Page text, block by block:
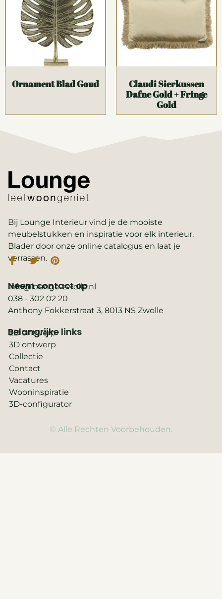
Ornament Blad Goud
Claudi Sierkussen
Dafne Gold + Fringe
Gold
Bij Lounge Interieur vind je de mooiste
meubelstukken en inspiratie voor elk interieur.
Blader door onze online catalogus en laat je
verrassen.
Belangrijke links
2D ontwerp
3D ontwerp
Collectie
Contact
Vacatures
Wooninspiratie
3D-configurator
Neem contact op
info@lounge-zwolle.nl
038 - 302 02 20
Anthony Fokkerstraat 3, 8013 NS Zwolle
© Alle Rechten Voorbehouden.